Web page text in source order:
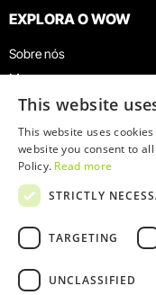
EXPLORA O WOW
Sobre nós
Museus
Agenda
Notícias
Restaurantes
Cartão WOW
Grupos e Eventos
Serviço Educativo
This website
This website uses
website you consent to
Policy. Read more
STRICTLY
TARGETING
UNCLASSIFIED